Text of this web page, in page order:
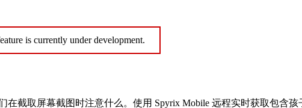
is currently under development.
截取屏幕截图时注意什么。使用 Spyrix Mobile 远程实时获取包含孩